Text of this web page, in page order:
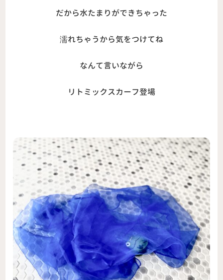
だから水たまりができちゃった
濡れちゃうから気をつけてね
なんて言いながら
リトミックスカーフ登場